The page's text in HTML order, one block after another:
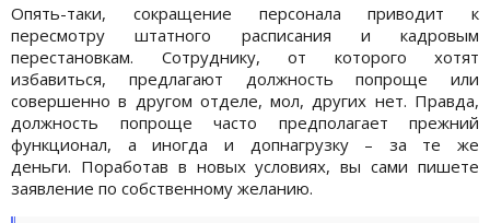
Опять-таки, сокращение персонала приводит к
пересмотру штатного расписания и кадровым
перестановкам. Сотруднику, от которого хотят
избавиться, предлагают должность попроще или
совершенно в другом отделе, мол, других нет. Правда,
должность попроще часто предполагает прежний
функционал, а иногда и допнагрузку – за те же
деньги. Поработав в новых условиях, вы сами пишете
заявление по собственному желанию.